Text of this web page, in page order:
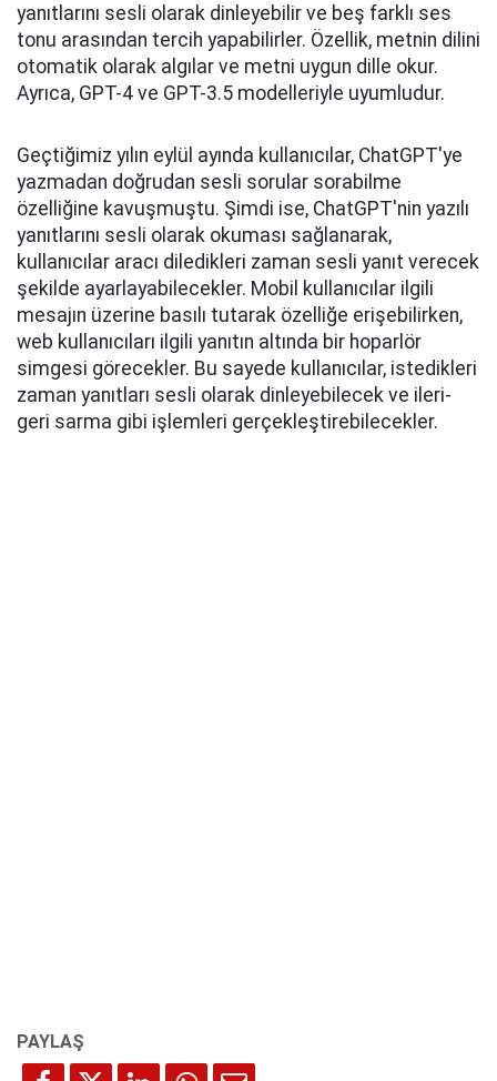
yanıtlarını sesli olarak dinleyebilir ve beş farklı ses
tonu arasından tercih yapabilirler. Özellik, metnin dilini
otomatik olarak algılar ve metni uygun dille okur.
Ayrıca, GPT-4 ve GPT-3.5 modelleriyle uyumludur.
Geçtiğimiz yılın eylül ayında kullanıcılar, ChatGPT'ye
yazmadan doğrudan sesli sorular sorabilme
özelliğine kavuşmuştu. Şimdi ise, ChatGPT'nin yazılı
yanıtlarını sesli olarak okuması sağlanarak,
kullanıcılar aracı diledikleri zaman sesli yanıt verecek
şekilde ayarlayabilecekler. Mobil kullanıcılar ilgili
mesajın üzerine basılı tutarak özelliğe erişebilirken,
web kullanıcıları ilgili yanıtın altında bir hoparlör
simgesi görecekler. Bu sayede kullanıcılar, istedikleri
zaman yanıtları sesli olarak dinleyebilecek ve ileri-
geri sarma gibi işlemleri gerçekleştirebilecekler.